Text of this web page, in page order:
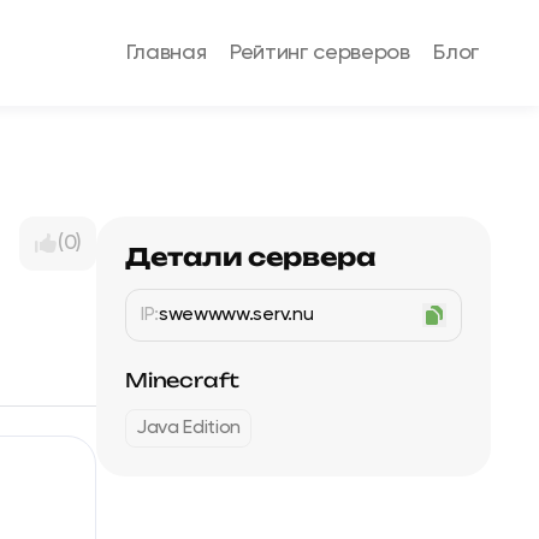
Главная Рейтинг серверов Блог
(0) Детали сервера
IP:swewwww.serv.nu
Minecraft
Java Edition